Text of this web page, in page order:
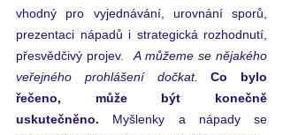
vhodný pro vyjednávání, urovnání sporů,
prezentaci nápadů i strategická rozhodnutí,
přesvědčivý projev.
A můžeme se nějakého
veřejného prohlášení dočkat. Co bylo
řečeno, může být konečně
uskutečněno. Myšlenky a nápady se